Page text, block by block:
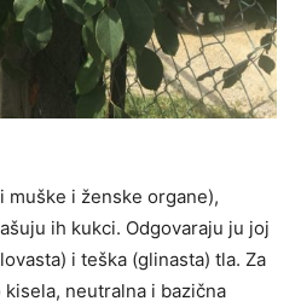
i ženske organe),
ih kukci. Odgovaraju ju joj
i teška (glinasta) tla. Za
neutralna i bazična